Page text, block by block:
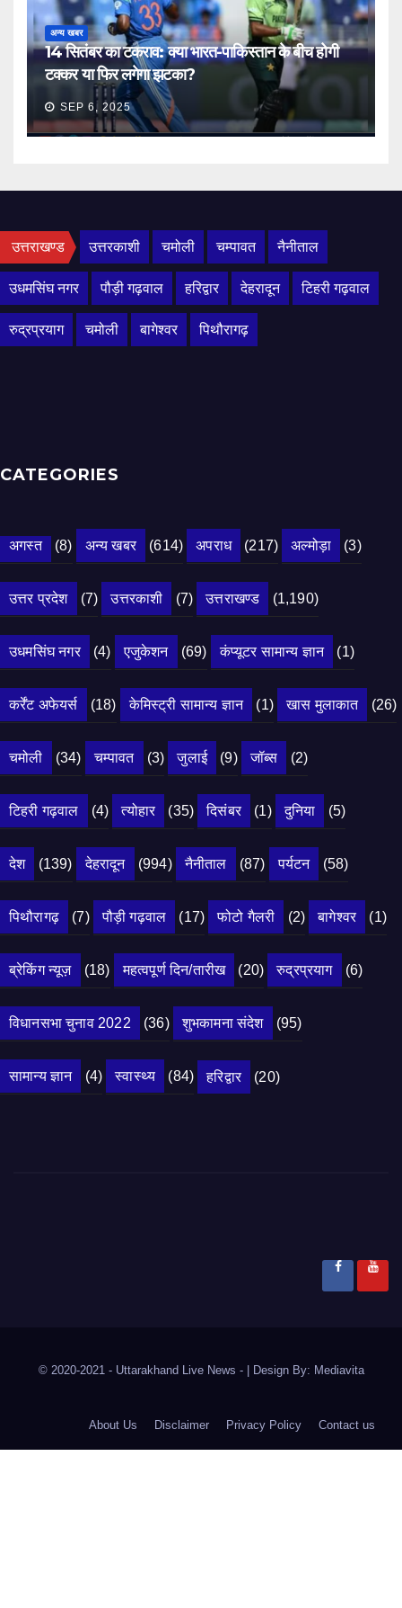
अन्य खबर
14 सितंबर का टकराव: क्या भारत-पाकिस्तान के बीच होगी
टक्कर या फिर लगेगा झटका?
SEP 6, 2025
उत्तराखण्ड उत्तरकाशी चमोली चम्पावत नैनीताल
उधमसिंघ नगर पौड़ी गढ़वाल हरिद्वार देहरादून टिहरी गढ़वाल
रुद्रप्रयाग चमोली बागेश्वर पिथौरागढ़
CATEGORIES
अगस्त (8) अन्य खबर (614) अपराध (217) अल्मोड़ा (3)
उत्तर प्रदेश (7) उत्तरकाशी (7) उत्तराखण्ड (1,190)
उधमसिंघ नगर (4) एजुकेशन (69) कंप्यूटर सामान्य ज्ञान (1)
कर्रेंट अफेयर्स (18) केमिस्ट्री सामान्य ज्ञान (1) खास मुलाकात (26)
चमोली (34) चम्पावत (3) जुलाई (9) जॉब्स (2)
टिहरी गढ़वाल (4) त्योहार (35) दिसंबर (1) दुनिया (5)
देश (139) देहरादून (994) नैनीताल (87) पर्यटन (58)
पिथौरागढ़ (7) पौड़ी गढ़वाल (17) फोटो गैलरी (2) बागेश्वर (1)
ब्रेकिंग न्यूज़ (18) महत्वपूर्ण दिन/तारीख (20) रुद्रप्रयाग (6)
विधानसभा चुनाव 2022 (36) शुभकामना संदेश (95)
सामान्य ज्ञान (4) स्वास्थ्य (84) हरिद्वार (20)
© 2020-2021 - Uttarakhand Live News - Design By: Mediavita
About Us Disclaimer Privacy Policy Contact us